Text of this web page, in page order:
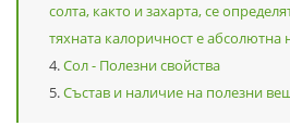
солта, както и захарта, се
тяхната калоричност е абсолютна
Сол - Полезни свойства
Състав и наличие на полезни